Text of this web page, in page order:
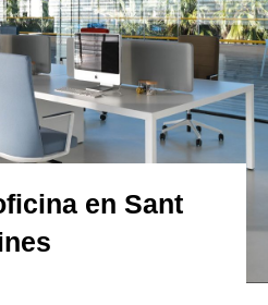
en Sant